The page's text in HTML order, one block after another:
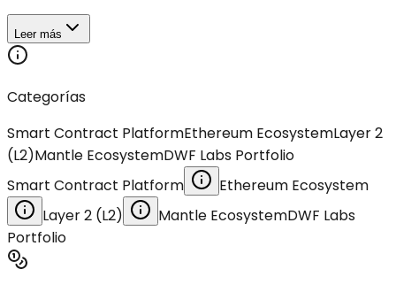
Leer más
Categorías
Smart Contract PlatformEthereum EcosystemLayer 2
(L2)Mantle EcosystemDWF Labs Portfolio
Smart Contract Platform
Ethereum Ecosystem
Layer 2 (L2)
Mantle EcosystemDWF Labs
Portfolio